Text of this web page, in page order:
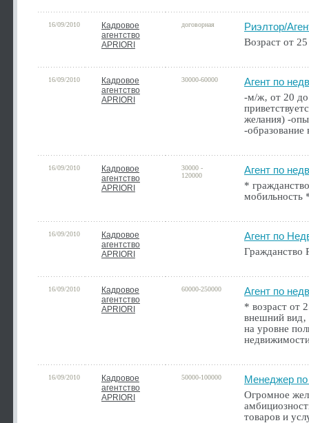
16/09/2010
Кадровое
агентство
APRIORI
договорная
Риэлтор/
Возраст от
16/09/2010
Кадровое
агентство
APRIORI
30000-60000
Агент по
-м/ж‚ от 20
желания) -
-
16/09/2010
Кадровое
агентство
APRIORI
30000 -
120000
Агент по
*
мобильность
16/09/2010
Кадровое
агентство
APRIORI
Агент по
Гражданство
16/09/2010
Кадровое
агентство
APRIORI
60000-250000
Агент по
* возраст от
внешний вид‚
на уровне
16/09/2010
Кадровое
агентство
APRIORI
50000-100000
Менеджер по
Огромное
товаров и